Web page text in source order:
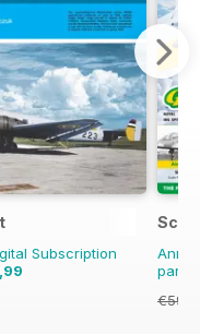
Subscription
para